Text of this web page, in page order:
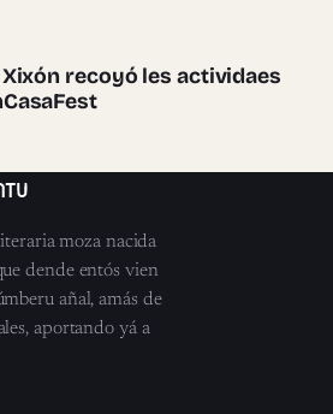
recoyó les actividaes
moza nacida
dende entós vien
añal, amás de
aportando yá a